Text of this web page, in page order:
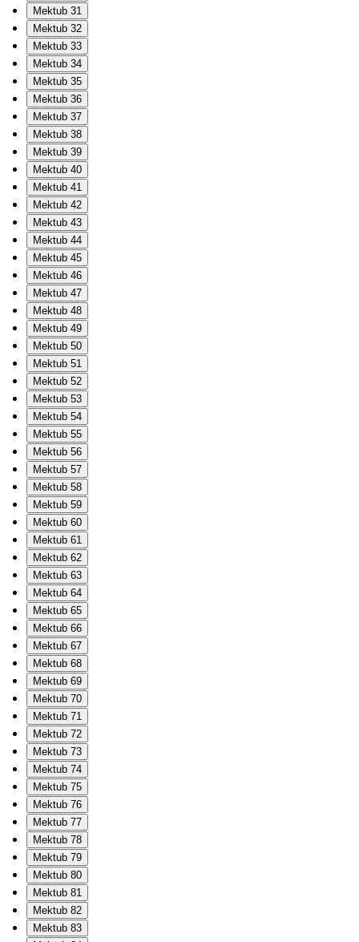
Mektub 31
Mektub 32
Mektub 33
Mektub 34
Mektub 35
Mektub 36
Mektub 37
Mektub 38
Mektub 39
Mektub 40
Mektub 41
Mektub 42
Mektub 43
Mektub 44
Mektub 45
Mektub 46
Mektub 47
Mektub 48
Mektub 49
Mektub 50
Mektub 51
Mektub 52
Mektub 53
Mektub 54
Mektub 55
Mektub 56
Mektub 57
Mektub 58
Mektub 59
Mektub 60
Mektub 61
Mektub 62
Mektub 63
Mektub 64
Mektub 65
Mektub 66
Mektub 67
Mektub 68
Mektub 69
Mektub 70
Mektub 71
Mektub 72
Mektub 73
Mektub 74
Mektub 75
Mektub 76
Mektub 77
Mektub 78
Mektub 79
Mektub 80
Mektub 81
Mektub 82
Mektub 83